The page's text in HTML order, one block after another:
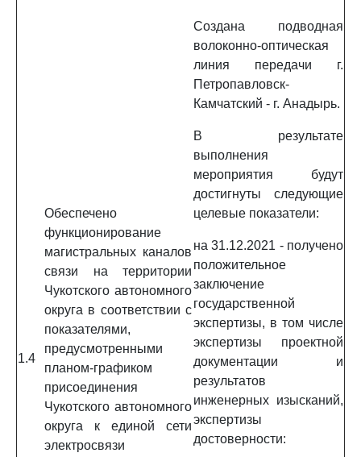
1.4
Обеспечено
функционирование
магистральных каналов
связи на территории
Чукотского автономного
округа в соответствии с
показателями,
предусмотренными
планом-графиком
присоединения
Чукотского автономного
округа к единой сети
электросвязи
Создана подводная
волоконно-оптическая
линия передачи г.
Петропавловск-
Камчатский - г. Анадырь.
В результате
выполнения
мероприятия будут
достигнуты следующие
целевые показатели:
на 31.12.2021 - получено
положительное
заключение
государственной
экспертизы, в том числе
экспертизы проектной
документации и
результатов
инженерных изысканий,
экспертизы
достоверности: